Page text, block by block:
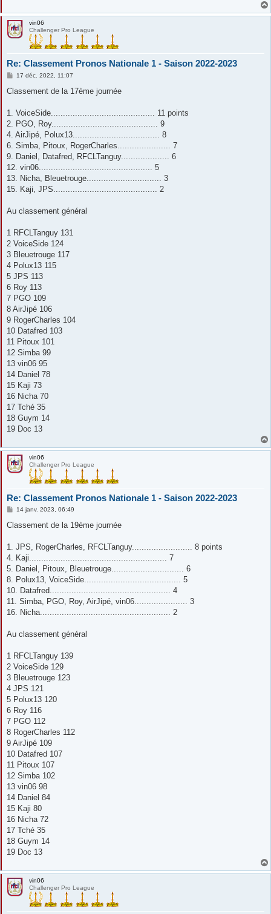
vin06
Challenger Pro League
Re: Classement Pronos Nationale 1 - Saison 2022-2023
M
s
g
17 déc. 2022, 11:07
Classement de la 17ème journée
1. VoiceSide........................................... 11 points
2. PGO, Roy............................................ 9
4. AirJipé, Polux13.................................... 8
6. Simba, Pitoux, RogerCharles...................... 7
9. Daniel, Datafred, RFCLTanguy.................... 6
12. vin06............................................... 5
13. Nicha, Bleuetrouge............................... 3
15. Kaji, JPS........................................... 2
Au classement général
1 RFCLTanguy 131
2 VoiceSide 124
3 Bleuetrouge 117
4 Polux13 115
5 JPS 113
6 Roy 113
7 PGO 109
8 AirJipé 106
9 RogerCharles 104
10 Datafred 103
11 Pitoux 101
12 Simba 99
13 vin06 95
14 Daniel 78
15 Kaji 73
16 Nicha 70
17 Tché 35
18 Guym 14
19 Doc 13
vin06
Challenger Pro League
Re: Classement Pronos Nationale 1 - Saison 2022-2023
M
s
g
14 janv. 2023, 06:49
Classement de la 19ème journée
1. JPS, RogerCharles, RFCLTanguy......................... 8 points
4. Kaji......................................................... 7
5. Daniel, Pitoux, Bleuetrouge.............................. 6
8. Polux13, VoiceSide........................................ 5
10. Datafred.................................................. 4
11. Simba, PGO, Roy, AirJipé, vin06...................... 3
16. Nicha...................................................... 2
Au classement général
1 RFCLTanguy 139
2 VoiceSide 129
3 Bleuetrouge 123
4 JPS 121
5 Polux13 120
6 Roy 116
7 PGO 112
8 RogerCharles 112
9 AirJipé 109
10 Datafred 107
11 Pitoux 107
12 Simba 102
13 vin06 98
14 Daniel 84
15 Kaji 80
16 Nicha 72
17 Tché 35
18 Guym 14
19 Doc 13
vin06
Challenger Pro League